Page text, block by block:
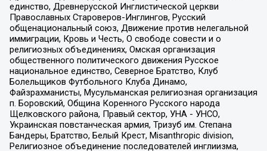
единство, Древнерусской Инглистической церкви
Православных Староверов-Инглингов, Русский
общенациональный союз, Движение против нелегальной
иммиграции, Кровь и Честь, О свободе совести и о
религиозных объединениях, Омская организация
общественного политического движения Русское
национальное единство, Северное Братство, Клуб
Болельщиков Футбольного Клуба Динамо,
Файзрахманисты, Мусульманская религиозная организация
п. Боровский, Община Коренного Русского народа
Щелковского района, Правый сектор, УНА - УНСО,
Украинская повстанческая армия, Тризуб им. Степана
Бандеры, Братство, Белый Крест, Misanthropic division,
Религиозное объединение последователей инглиизма,